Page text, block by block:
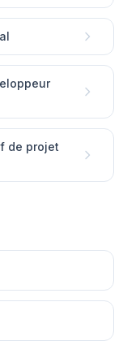
de projet